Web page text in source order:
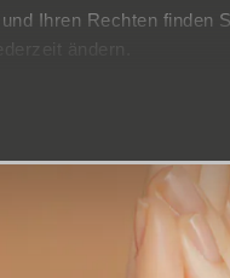
Ihren Rechten finden
ändern.
30 Jahre